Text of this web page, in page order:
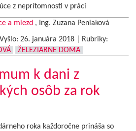
z neprítomnosti v práci
a miezd , Ing. Zuzana Peniaková
26. januára 2018
Rubriky:
ŽELEZIARNE DOMA
k dani z
osôb za rok
roka každoročne prináša so